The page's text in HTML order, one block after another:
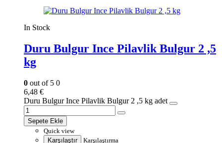
In Stock
Duru Bulgur Ince Pilavlik Bulgur 2 ,5
kg
0 out of 5 0
6,48 €
Duru Bulgur Ince Pilavlik Bulgur 2 ,5 kg adet
Sepete Ekle
Quick view
Karşılaştır
Karşılaştırma